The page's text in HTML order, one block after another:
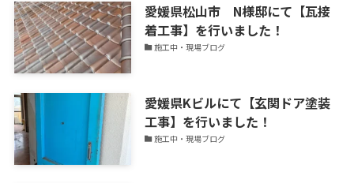
ト
ピ
ッ
ク
ス
を
更
新
中！
愛媛県松山市 N様邸にて【瓦接
着工事】を行いました！
施工中・現場ブログ
愛媛県Kビルにて【玄関ドア塗装
工事】を行いました！
施工中・現場ブログ